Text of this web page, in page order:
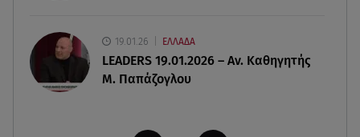
19.01.26 ΕΛΛΑΔΑ
LEADERS 19.01.2026 – Αν. Καθηγητής
Μ. Παπάζογλου